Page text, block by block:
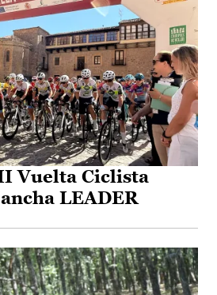
Vuelta Ciclista
LEADER